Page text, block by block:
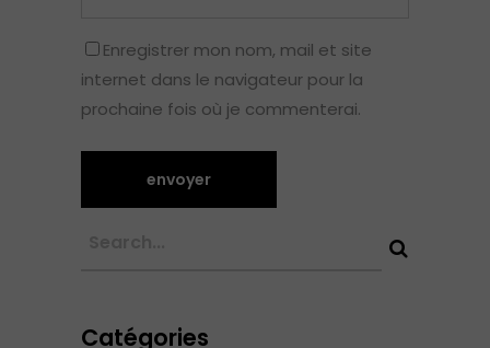
Enregistrer mon nom, mail et site
internet dans le navigateur pour la
prochaine fois où je commenterai.
Catégories